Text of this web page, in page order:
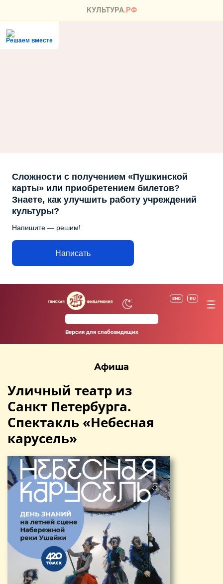
Решаем вместе
Сложности с получением «Пушкинской
карты» или приобретением билетов?
Знаете, как улучшить работу учреждений
культуры?
Напишите — решим!
Написать
ENG RU
Версия для слабовидящих
Афиша
Уличный театр из
Санкт Петербурга.
Спектакль «Небесная
карусель»